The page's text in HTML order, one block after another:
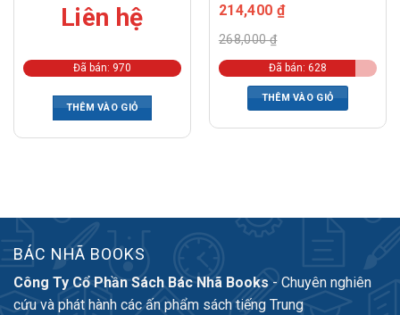
Liên hệ
Đã bán: 970
THÊM VÀO GIỎ
214,400 ₫
268,000₫
Đã bán: 628
THÊM VÀO GIỎ
BÁC NHÃ BOOKS
Công Ty Cổ Phần Sách Bác Nhã Books - Chuyên nghiên
cứu và phát hành các ấn phẩm sách tiếng Trung